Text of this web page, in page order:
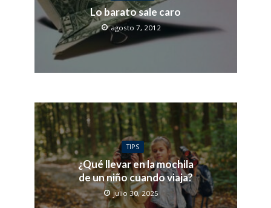
Lo barato sale caro
agosto 7, 2012
TIPS
¿Qué llevar en la mochila
de un niño cuando viaja?
julio 30, 2025